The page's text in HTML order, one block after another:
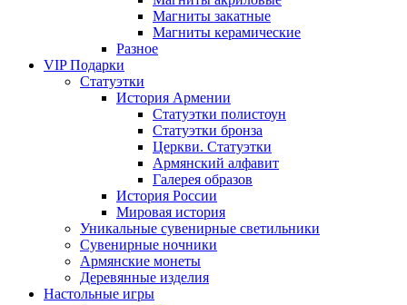
Магниты закатные
Магниты керамические
Разное
VIP Подарки
Статуэтки
История Армении
Статуэтки полистоун
Статуэтки бронза
Церкви. Статуэтки
Армянский алфавит
Галерея образов
История России
Мировая история
Уникальные сувенирные светильники
Сувенирные ночники
Армянские монеты
Деревянные изделия
Настольные игры